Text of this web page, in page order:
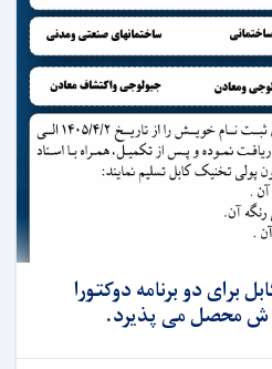
برای دو برنامه دوکتورا